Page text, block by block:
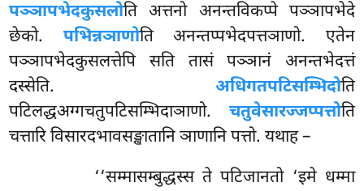
पञ्ञापभेदकुसलोति अत्तनो अनन्तविकप्पे पञ्ञापभेदे
छेको. पभिन्नञाणोति अनन्तप्पभेदपत्तञाणो. एतेन
पञ्ञापभेदकुसलत्तेपि सति तासं पञ्ञानं अनन्तभेदत्तं
दस्सेति. अधिगतपटिसम्भिदोति
पटिलद्धअग्गचतुपटिसम्भिदाञाणो. चतुवेसारज्जप्पत्तोति
चत्तारि विसारदभावसङ्खातानि ञाणानि पत्तो. यथाह –
‘‘सम्मासम्बुद्धस्स ते पटिजानतो ‘इमे धम्मा